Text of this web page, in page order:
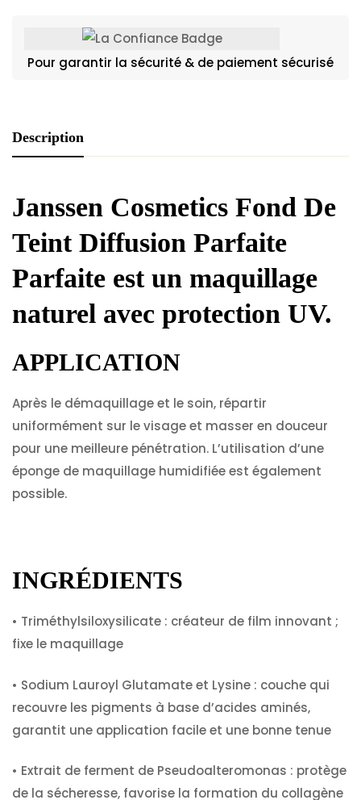
Pour garantir la sécurité & de paiement sécurisé
Description
Janssen Cosmetics Fond De
Teint Diffusion Parfaite
Parfaite est un maquillage
naturel avec protection UV.
APPLICATION
Après le démaquillage et le soin, répartir
uniformément sur le visage et masser en douceur
pour une meilleure pénétration. L’utilisation d’une
éponge de maquillage humidifiée est également
possible.
INGRÉDIENTS
• Triméthylsiloxysilicate : créateur de film innovant ;
fixe le maquillage
• Sodium Lauroyl Glutamate et Lysine : couche qui
recouvre les pigments à base d’acides aminés,
garantit une application facile et une bonne tenue
• Extrait de ferment de Pseudoalteromonas : protège
de la sécheresse, favorise la formation du collagène